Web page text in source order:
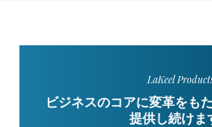
LaKeel
ビジネスのコアに変革をも
提供し続けま